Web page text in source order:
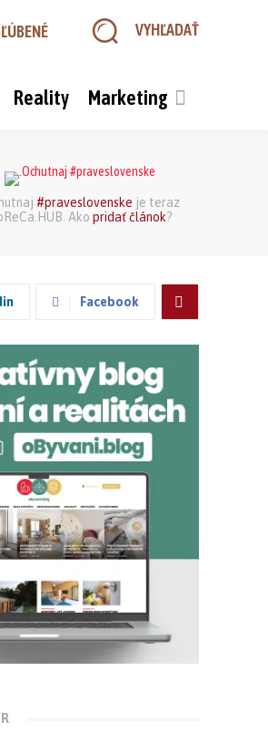
VYHĽADAŤ
Reality Marketing
#praveslovenske je teraz
Ako pridať článok?
Facebook